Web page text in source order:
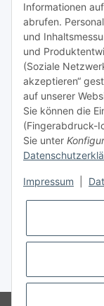
TiDis Videos auf
Nachfüllpreise für
Refillservice
TiDis
TiDis PC &
TiDis eScooter
GIC (German Ink
Der Refiller
* Alle Preise inkl.
Informationen
abrufen.
und
und
(Soziale
akzeptieren“
auf unserer
Sie können die
(Fingerabdruck-
Sie unter
Impressum